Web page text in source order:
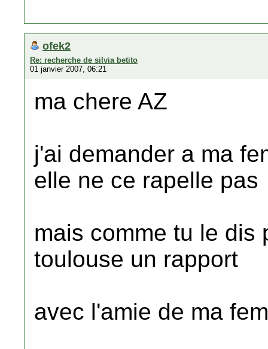
ofek2
Re: recherche de silvia betito
01 janvier 2007, 06:21
ma chere AZ
j'ai demander a ma
elle ne ce rapelle pas
mais comme tu le dis
toulouse un rapport
avec l'amie de ma